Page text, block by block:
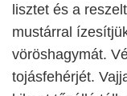
lisztet és a
mustárral
vöröshagymát.
tojásfehérjét.